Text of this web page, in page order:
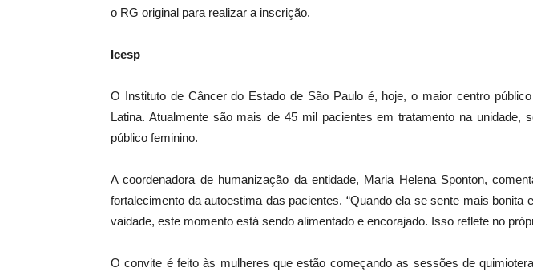
o RG original para realizar a inscrição.
Icesp
O Instituto de Câncer do Estado de São Paulo é, hoje, o maior centro
Latina. Atualmente são mais de 45 mil pacientes em tratamento na unidade,
público feminino.
A coordenadora de humanização da entidade, Maria Helena Sponton,
fortalecimento da autoestima das pacientes. “Quando ela se sente mais bonita
vaidade, este momento está sendo alimentado e encorajado. Isso reflete no
O convite é feito às mulheres que estão começando as sessões de